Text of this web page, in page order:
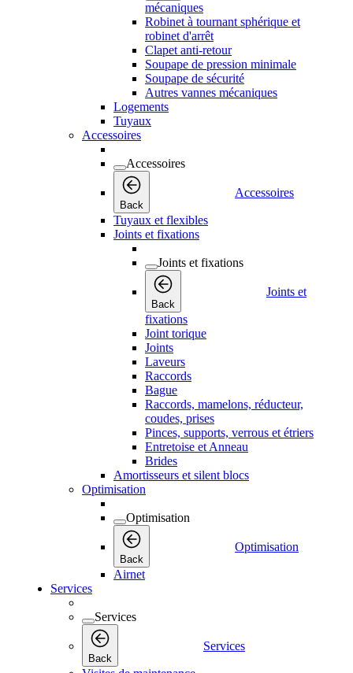
mécaniques
Robinet à tournant sphérique et
robinet d'arrêt
Clapet anti-retour
Soupape de pression minimale
Soupape de sécurité
Autres vannes mécaniques
Logements
Tuyaux
Accessoires
Accessoires
Back
Accessoires
Tuyaux et flexibles
Joints et fixations
Joints et fixations
Back
Joints et
fixations
Joint torique
Joints
Laveurs
Raccords
Bague
Raccords, mamelons, réducteur,
coudes, prises
Pinces, supports, verrous et étriers
Entretoise et Anneau
Brides
Amortisseurs et silent blocs
Optimisation
Optimisation
Back
Optimisation
Airnet
Services
Services
Back
Services